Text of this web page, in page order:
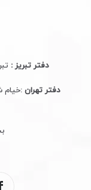
دفتر تبریز :
دفتر تهران :خیام